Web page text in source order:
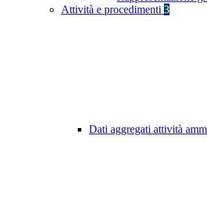
Attività e procedimenti 3
Dati aggregati attività